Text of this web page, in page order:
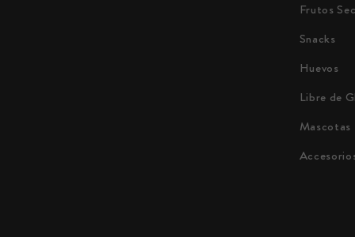
Frutos
Snacks
Huevos
Libre de
Mascotas